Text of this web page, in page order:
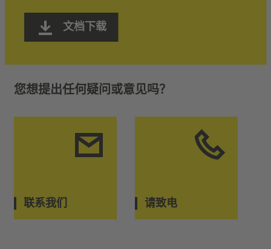
文档下载
您想提出任何疑问或意见吗？
联系我们 请致电